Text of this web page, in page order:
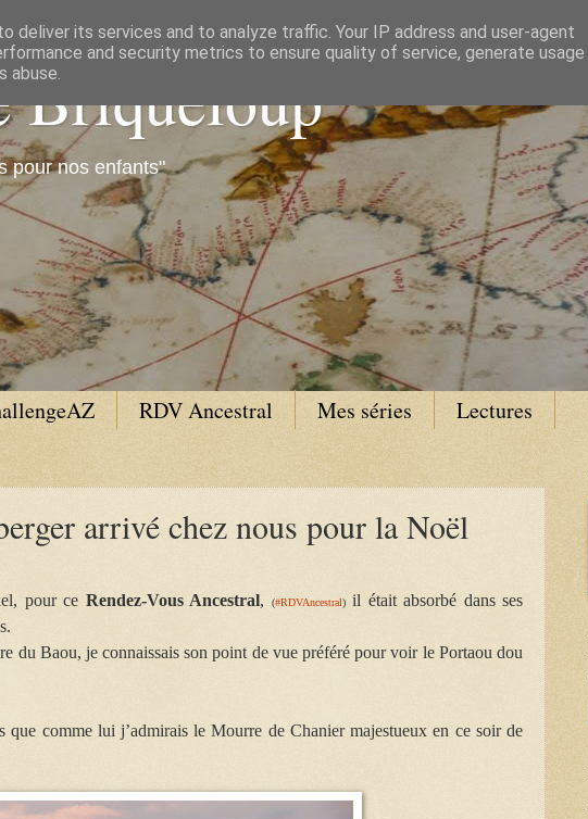
Briqueloup
pour nos enfants"
RDV Ancestral Mes séries Lectures
arrivé chez nous pour la Noël
pour ce Rendez-Vous Ancestral, (#RDVAncestral)il était absorbé dans ses
du Baou, je connaissais son point de vue préféré pour voir le Portaou dou
que comme lui j’admirais le Mourre de Chanier majestueux en ce soir de
deliver its services and to analyze traffic. Your IP address and user-agent
and security metrics to ensure quality of service, generate usage
abuse.